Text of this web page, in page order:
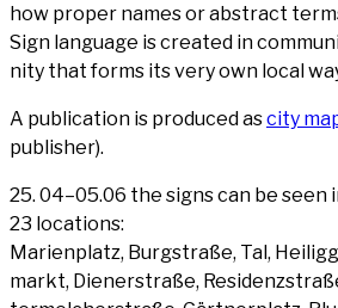
how pro­per names or abs­tract
Sign lan­guage is crea­ted in
ni­ty that forms its very own local
A publi­ca­ti­on is pro­du­ced ascity
publisher).
25. 04–05.06 the signs can be seen
23 loca­ti­ons:
Mari­en­platz, Burg­stra­ße, Tal,
markt, Die­ner­stra­ße,